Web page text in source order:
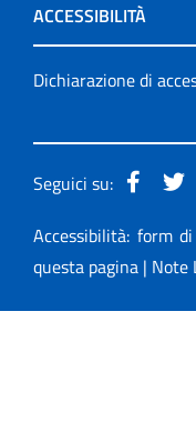
ACCESSIBILITÀ
Dichiarazione di
Seguici su:
Accessibilità: form
questa pagina | Note